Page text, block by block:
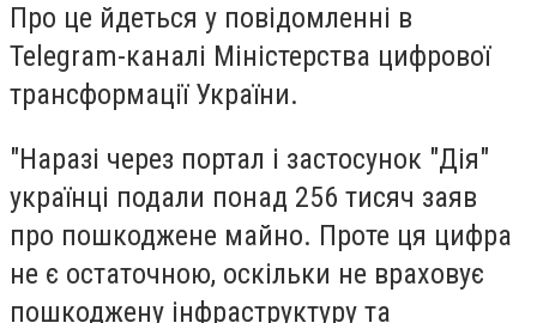
Про це йдеться у повідомленні в
Telegram-каналі Міністерства цифрової
трансформації України.
"Наразі через портал і застосунок "Дія"
українці подали понад 256 тисяч заяв
про пошкоджене майно. Проте ця цифра
не є остаточною, оскільки не враховує
пошкоджену інфраструктуру та